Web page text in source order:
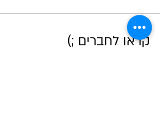
קראו לחברים ;)